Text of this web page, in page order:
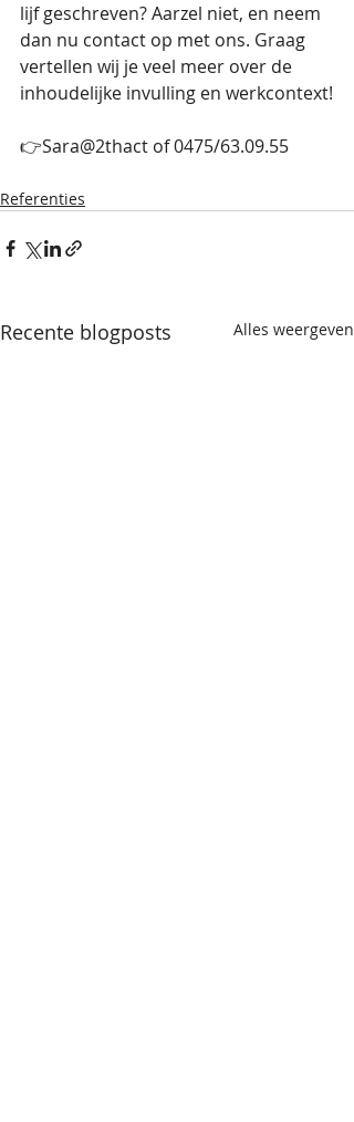
lijf geschreven? Aarzel niet, en neem
dan nu contact op met ons. Graag
vertellen wij je veel meer over de
inhoudelijke invulling en werkcontext!
👉Sara@2thact of 0475/63.09.55
Referenties
Recente blogposts Alles weergeven